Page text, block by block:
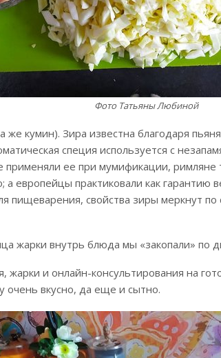
Фото Татьяны Любиной
же кумин). Зира известна благодаря
специя используется с
применяли ее при мумификации,
а европейцы практиковали как
пищеварения, свойства зиры меркнут
жарки внутрь блюда мы «закопали» по
жарки и онлайн-консультирования на
очень вкусно, да еще и сытно.